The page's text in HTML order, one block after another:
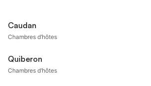
Caudan
Chambres d’hôtes
Quiberon
Chambres d’hôtes